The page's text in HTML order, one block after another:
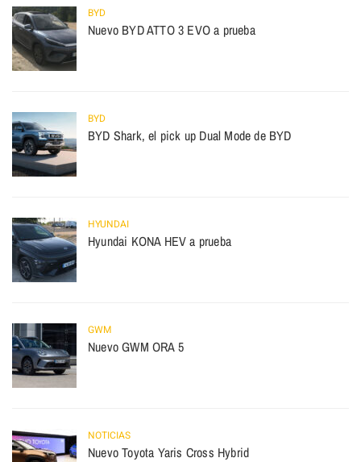
BYD
Nuevo BYD ATTO 3 EVO a prueba
BYD
BYD Shark, el pick up Dual Mode de BYD
HYUNDAI
Hyundai KONA HEV a prueba
GWM
Nuevo GWM ORA 5
NOTICIAS
Nuevo Toyota Yaris Cross Hybrid